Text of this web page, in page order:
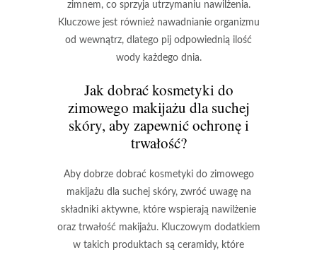
zimnem, co sprzyja utrzymaniu nawilżenia.
Kluczowe jest również nawadnianie organizmu
od wewnątrz, dlatego pij odpowiednią ilość
wody każdego dnia.
Jak dobrać kosmetyki do
zimowego makijażu dla suchej
skóry, aby zapewnić ochronę i
trwałość?
Aby dobrze dobrać kosmetykido zimowego
makijażu dla suchej skóry, zwróć uwagę na
składniki aktywne, które wspierają nawilżenie
oraz trwałość makijażu. Kluczowym dodatkiem
w takich produktach są ceramidy, które